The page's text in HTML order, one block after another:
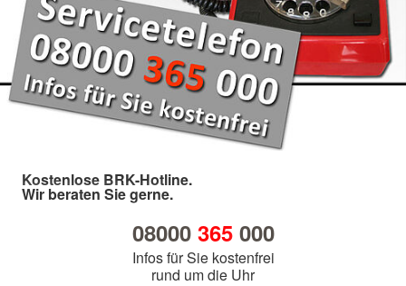
Kostenlose BRK-Hotline.
Wir beraten Sie gerne.
08000 365000
Infos für Sie kostenfrei
rund um die Uhr